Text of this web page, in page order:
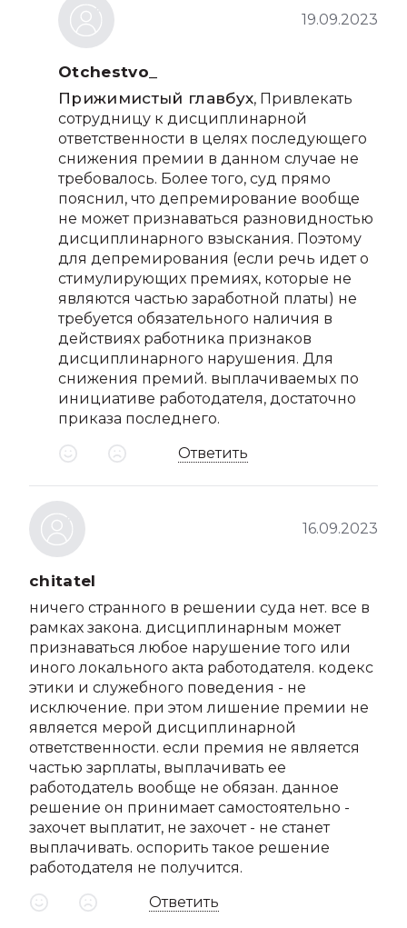
Otchestvo_
19.09.2023
Прижимистый главбух, Привлекать
сотрудницу к дисциплинарной
ответственности в целях последующего
снижения премии в данном случае не
требовалось. Более того, суд прямо
пояснил, что депремирование вообще
не может признаваться разновидностью
дисциплинарного взыскания. Поэтому
для депремирования (если речь идет о
стимулирующих премиях, которые не
являются частью заработной платы) не
требуется обязательного наличия в
действиях работника признаков
дисциплинарного нарушения. Для
снижения премий. выплачиваемых по
инициативе работодателя, достаточно
приказа последнего.
Ответить
chitatel
16.09.2023
ничего странного в решении суда нет. все в
рамках закона. дисциплинарным может
признаваться любое нарушение того или
иного локального акта работодателя. кодекс
этики и служебного поведения - не
исключение. при этом лишение премии не
является мерой дисциплинарной
ответственности. если премия не является
частью зарплаты, выплачивать ее
работодатель вообще не обязан. данное
решение он принимает самостоятельно -
захочет выплатит, не захочет - не станет
выплачивать. оспорить такое решение
работодателя не получится.
Ответить